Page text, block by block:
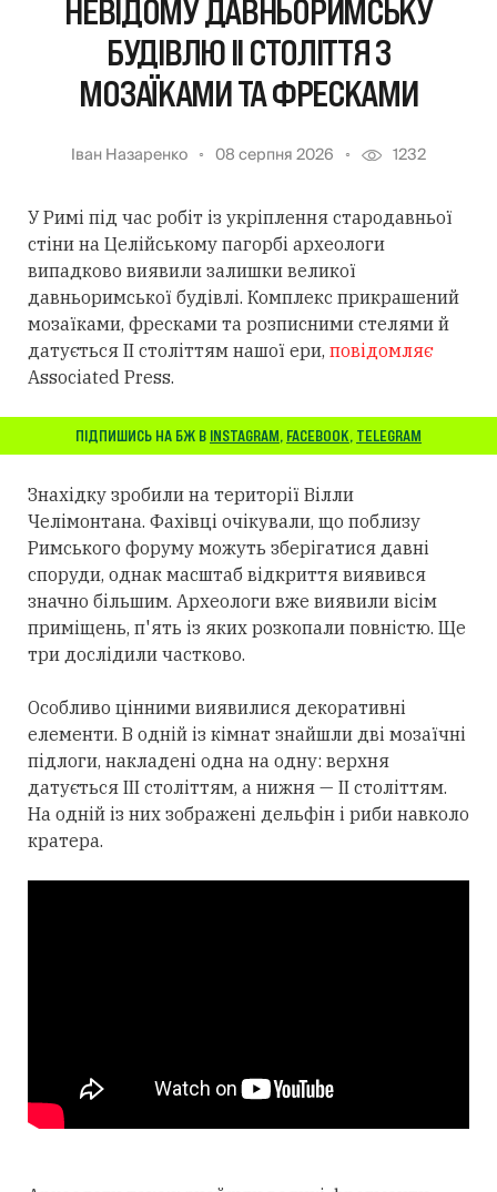
НЕВІДОМУ ДАВНЬОРИМСЬКУ
БУДІВЛЮ II СТОЛІТТЯ З
МОЗАЇКАМИ ТА ФРЕСКАМИ
Іван Назаренко 08 серпня 2026 1232
У Римі під час робіт із укріплення стародавньої
стіни на Целійському пагорбі археологи
випадково виявили залишки великої
давньоримської будівлі. Комплекс прикрашений
мозаїками, фресками та розписними стелями й
датується II століттям нашої ери, повідомляє
Associated Press.
ПІДПИШИСЬ НА БЖ В INSTAGRAM, FACEBOOK, TELEGRAM
Знахідку зробили на території Вілли
Челімонтана. Фахівці очікували, що поблизу
Римського форуму можуть зберігатися давні
споруди, однак масштаб відкриття виявився
значно більшим. Археологи вже виявили вісім
приміщень, п'ять із яких розкопали повністю. Ще
три дослідили частково.
Особливо цінними виявилися декоративні
елементи. В одній із кімнат знайшли дві мозаїчні
підлоги, накладені одна на одну: верхня
датується III століттям, а нижня — II століттям.
На одній із них зображені дельфін і риби навколо
кратера.